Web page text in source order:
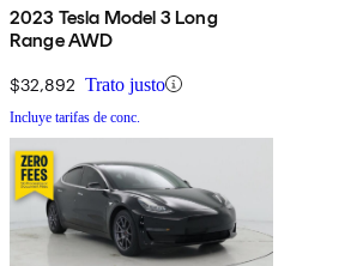
2023 Tesla Model 3 Long
Range AWD
$32,892 Trato justo
Incluye tarifas de conc.